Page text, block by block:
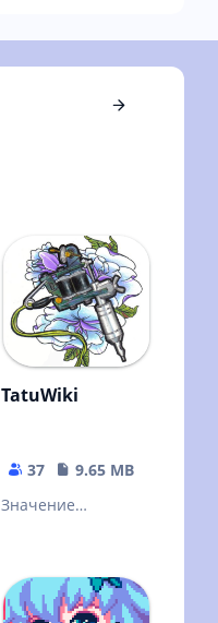
TatuWiki
37
9.65 MB
Значение